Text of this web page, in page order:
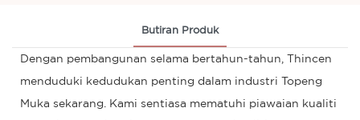
Butiran Produk
Dengan pembangunan selama bertahun-tahun, Thincen
menduduki kedudukan penting dalam industri Topeng
Muka sekarang. Kami sentiasa mematuhi piawaian kualiti